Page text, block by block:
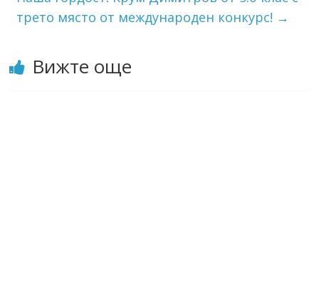
трето място от международен конкурс! →
Вижте още